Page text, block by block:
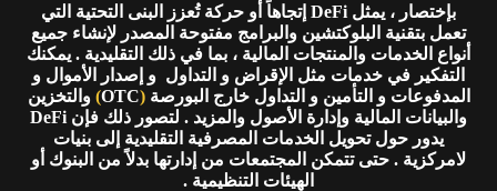
بإختصار ، يمثل DeFi إتجاهاً أو حركة تُعزز البنى التحتية التي
تعمل بتقنية البلوكتشين والبرامج مفتوحة المصدر لإنشاء جميع
أنواع الخدمات والمنتجات المالية ، بما في ذلك التقليدية . يمكنك
التفكير في خدمات مثل الإقراض و التداول و إصدار الأموال و
المدفوعات و التأمين و التداول خارج البورصة(
OTC
) والتخزين
والبيانات المالية وإدارة الأصول والمزيد . لتصور ذلك فإن DeFi
يدور حول تحويل الخدمات المصرفية التقليدية إلى بنيات
لامركزية . حتى تتمكن المجتمعات من إدارتها بدلاً من البنوك أو
الهيئات التنظيمية .